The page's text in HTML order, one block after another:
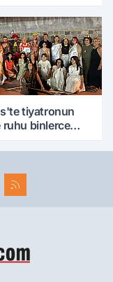
tiyatronun
ruhu binlerce